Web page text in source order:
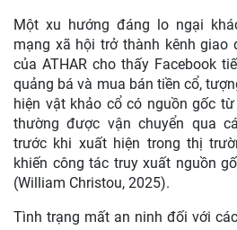
Một xu hướng đáng lo ngại
mạng xã hội trở thành kênh giao
của ATHAR cho thấy Facebook
quảng bá và mua bán tiền cổ,
hiện vật khảo cổ có nguồn gốc
thường được vận chuyển qua
trước khi xuất hiện trong thị
khiến công tác truy xuất nguồn
(William Christou, 2025).
Tình trạng mất an ninh đối với